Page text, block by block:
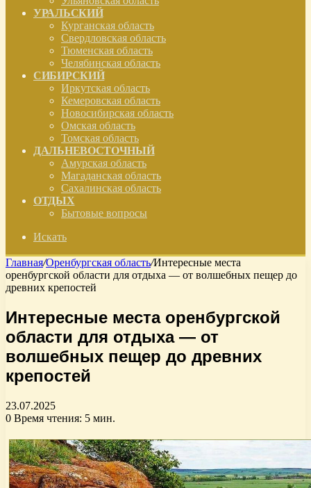
УРАЛЬСКИЙ
Курганская область
Свердловская область
Тюменская область
Челябинская область
СИБИРСКИЙ
Иркутская область
Кемеровская область
Новосибирская область
Омская область
Томская область
ДАЛЬНЕВОСТОЧНЫЙ
Амурская область
Магаданская область
Сахалинская область
ОТДЫХ
Бытовые вопросы
Искать
Главная/Оренбургская область/Интересные места
оренбургской области для отдыха — от волшебных пещер до
древних крепостей
Интересные места оренбургской
области для отдыха — от
волшебных пещер до древних
крепостей
23.07.2025
0 Время чтения: 5 мин.